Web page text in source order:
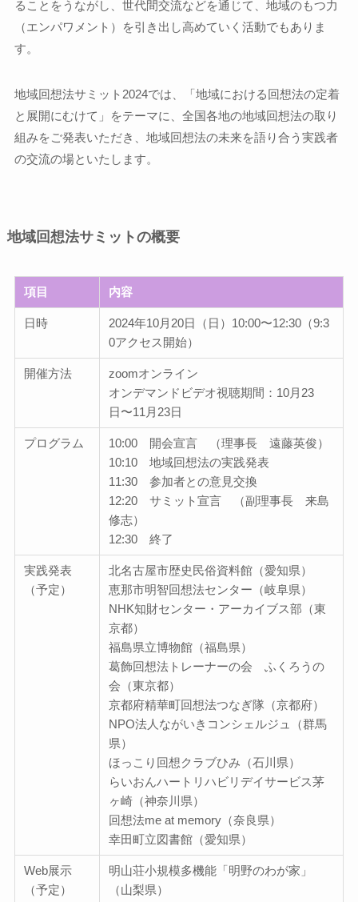
ることをうながし、世代間交流などを通じて、地域のもつ力
（エンパワメント）を引き出し高めていく活動でもありま
す。
地域回想法サミット2024では、「地域における回想法の定着
と展開にむけて」をテーマに、全国各地の地域回想法の取り
組みをご発表いただき、地域回想法の未来を語り合う実践者
の交流の場といたします。
地域回想法サミットの概要
項目 内容
日時
2024年10月20日（日）10:00〜12:30（9:3
0アクセス開始）
開催方法
zoomオンライン
オンデマンドビデオ視聴期間：10月23
日〜11月23日
プログラム
10:00 開会宣言 （理事長 遠藤英俊）
10:10 地域回想法の実践発表
11:30 参加者との意見交換
12:20 サミット宣言 （副理事長 来島
修志）
12:30 終了
実践発表
（予定）
北名古屋市歴史民俗資料館（愛知県）
恵那市明智回想法センター（岐阜県）
NHK知財センター・アーカイブス部（東
京都）
福島県立博物館（福島県）
葛飾回想法トレーナーの会 ふくろうの
会（東京都）
京都府精華町回想法つなぎ隊（京都府）
NPO法人ながいきコンシェルジュ（群馬
県）
ほっこり回想クラブひみ（石川県）
らいおんハートリハビリデイサービス茅
ヶ崎（神奈川県）
回想法me at memory（奈良県）
幸田町立図書館（愛知県）
Web展示
（予定）
明山荘小規模多機能「明野のわが家」
（山梨県）